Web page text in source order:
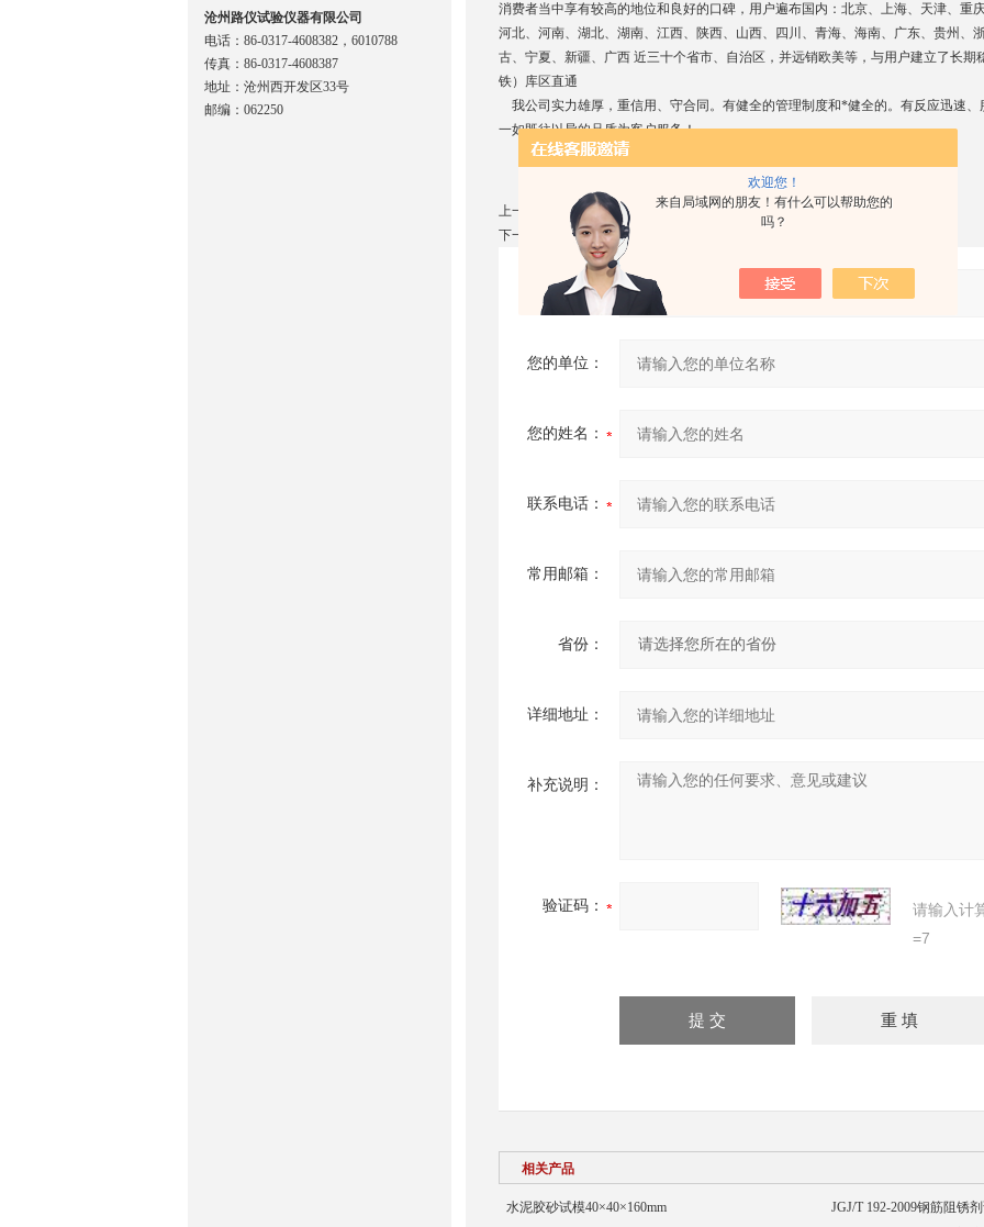
欢迎您！
来自局域网的朋友！有什么可以帮助您的
吗？
消费者当中享有较高的地位和良好的口碑，用户遍布国内：北京、上海、天津、重
河北、河南、湖北、湖南、江西、陕西、山西、四川、青海、海南、广东、贵州、
古、宁夏、新疆、广西 近三十个省市、自治区，并远销欧美等，与用户建立了长
铁）库区直通
我公司实力雄厚，重信用、守合同。有健全的管理制度和*健全的。有反应迅速
一如既往以异的品质为客户服务！
上一篇：
路面标线厚度测量仪0.01mm
下一篇：
DM28DM08DM48气门研磨机
产品：
您的单位：
您的姓名：
联系电话：
常用邮箱：
省份：
详细地址：
补充说明：
验证码：
请输入计
=7
相关产品
水泥胶砂试模40×40×160mm
JGJ/T 192-2009钢筋阻锈
沧州路仪试验仪器有限公司
电话：86-0317-4608382，6010788
传真：86-0317-4608387
地址：沧州西开发区33号
邮编：062250